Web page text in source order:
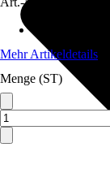
Mehr Artikeldetails
Menge (ST)